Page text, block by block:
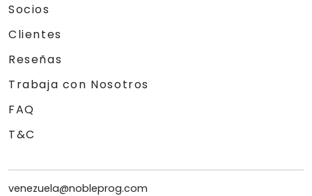
Socios
Clientes
Reseñas
Trabaja con Nosotros
FAQ
T&C
venezuela@nobleprog.com